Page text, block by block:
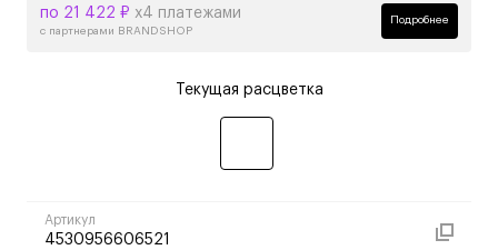
по 21 422 ₽ х4 платежами
с партнерами BRANDSHOP
Подробнее
Текущая расцветка
Артикул
4530956606521